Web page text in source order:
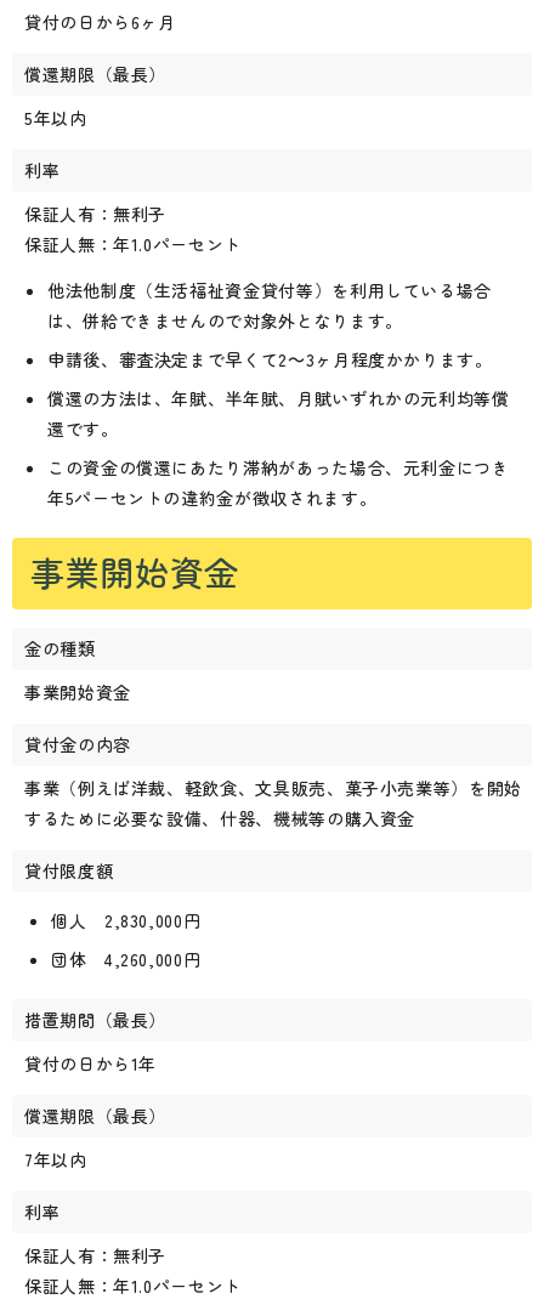
貸付の日から6ヶ月
償還期限（最長）
5年以内
利率
保証人有：無利子
保証人無：年1.0パーセント
他法他制度（生活福祉資金貸付等）を利用している場合
は、併給できませんので対象外となります。
申請後、審査決定まで早くて2～3ヶ月程度かかります。
償還の方法は、年賦、半年賦、月賦いずれかの元利均等償
還です。
この資金の償還にあたり滞納があった場合、元利金につき
年5パーセントの違約金が徴収されます。
事業開始資金
金の種類
事業開始資金
貸付金の内容
事業（例えば洋裁、軽飲食、文具販売、菓子小売業等）を開始
するために必要な設備、什器、機械等の購入資金
貸付限度額
個人 2,830,000円
団体 4,260,000円
措置期間（最長）
貸付の日から1年
償還期限（最長）
7年以内
利率
保証人有：無利子
保証人無：年1.0パーセント